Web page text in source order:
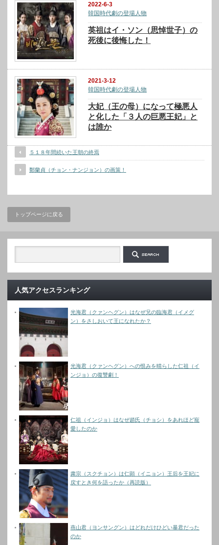
2022-6-3
韓国時代劇の登場人物
英祖はイ・ソン（思悼世子）の
死後に後悔した！
2021-3-12
韓国時代劇の登場人物
大妃（王の母）になって極悪人
と化した「３人の巨悪王妃」と
は誰か
５１８年間続いた王朝の終焉
鄭蘭貞（チョン・ナンジョン）の画策！
トップページに戻る
人気アクセスランキング
光海君（クァンヘグン）はなぜ兄の臨海君（イメグ
ン）をさしおいて王になれたか？
光海君（クァンヘグン）への恨みを晴らした仁祖（イ
ンジョ）の復讐劇！
仁祖（インジョ）はなぜ趙氏（チョシ）をあれほど寵
愛したのか
粛宗（スクチョン）は仁顕（イニョン）王后を王妃に
戻すとき何を語ったか（再読版）
燕山君（ヨンサングン）はどれだけひどい暴君だった
のか